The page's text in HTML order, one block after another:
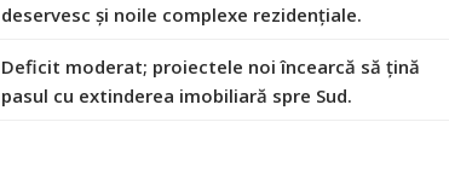
deservesc și noile complexe rezidențiale.
Deficit moderat; proiectele noi încearcă să țină
pasul cu extinderea imobiliară spre Sud.